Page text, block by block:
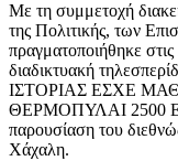
Με τη συμμετοχή
της Πολιτικής, των
πραγματοποιήθηκε
διαδικτυακή
ΙΣΤΟΡΙΑΣ ΕΣΧΕ
ΘΕΡΜΟΠΥΛΑΙ 2500
παρουσίαση του
Χάχαλη.